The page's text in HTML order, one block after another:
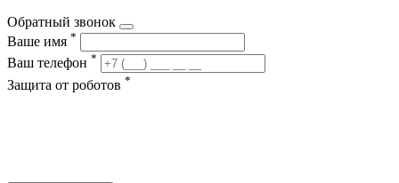
Обратный звонок
Ваше имя *
Ваш телефон *
Защита от роботов *